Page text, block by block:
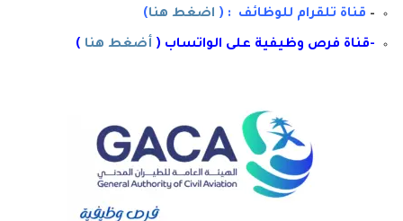
– قناة تلقرام للوظائف : ( اضغط هنا)
-قناة فرص وظيفية على الواتساب ( أضغط هنا )